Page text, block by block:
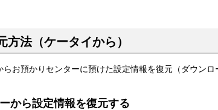
方法（ケータイから）
お預かりセンターに預けた設定情報を復元（ダウンロ
から設定情報を復元する